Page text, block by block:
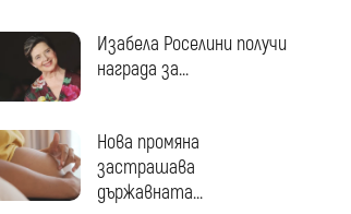
Изабела Роселини получи
награда за...
Нова промяна
застрашава
държавната...